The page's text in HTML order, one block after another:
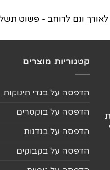
וגם לרוחב - פשוט
קטגוריות מוצרים
הדפסה על בגדי תינוקות
הדפסה על בוקסרים
הדפסה על בנדנות
הדפסה על בקבוקים